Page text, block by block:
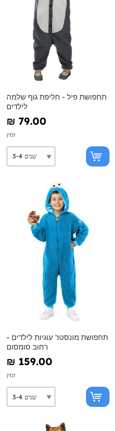
תחפושת פיל - חליפת גוף שלמה
לילדים
₪‎ 79.00
זמין
תחפושת מונסטר עוגיות לילדים -
רחוב סומסום
₪‎ 159.00
זמין